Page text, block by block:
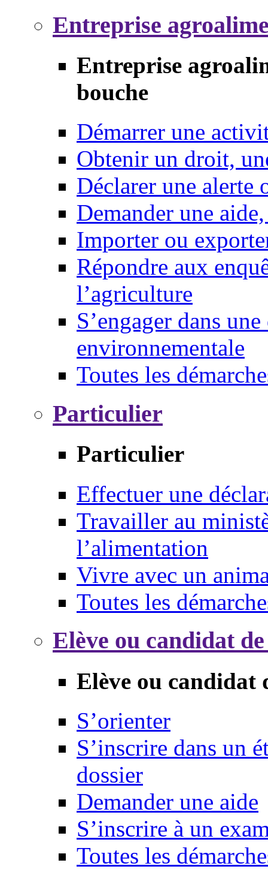
Entreprise
Entreprise
bouche
Démarrer une
Obtenir un droit,
Déclarer une alerte
Demander une
Importer ou
Répondre aux
l’agriculture
S’engager dans
environnementale
Toutes les
Particulier
Particulier
Effectuer une
Travailler au
l’alimentation
Vivre avec un
Toutes les
Elève ou candidat
Elève ou candidat
S’orienter
S’inscrire dans un
dossier
Demander une aide
S’inscrire à un
Toutes les